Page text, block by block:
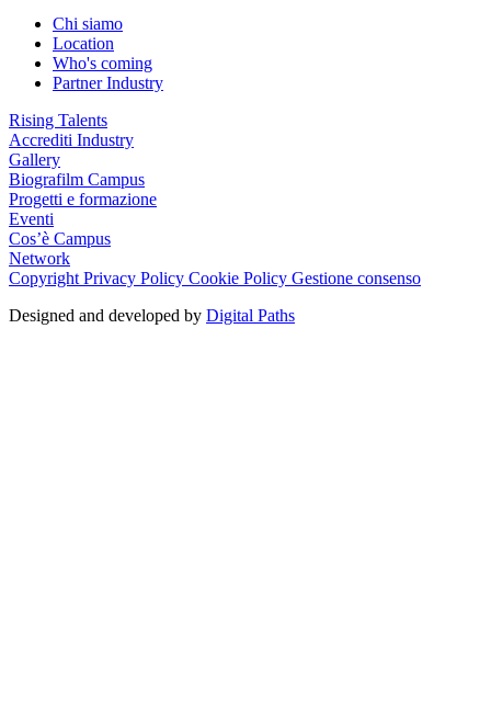
Chi siamo
Location
Who's coming
Partner Industry
Rising Talents
Accrediti Industry
Gallery
Biografilm Campus
Progetti e formazione
Eventi
Cos’è Campus
Network
Copyright Privacy Policy Cookie Policy Gestione consenso
Designed and developed by Digital Paths